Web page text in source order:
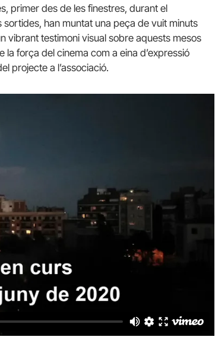
primer des de les finestres, durant el
han muntat una peça de vuit minuts
vibrant testimoni visual sobre aquests mesos
força del cinema com a eina d’expressió
projecte a l’associació.